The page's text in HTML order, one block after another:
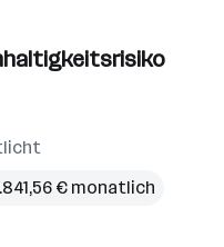
€ monatlich